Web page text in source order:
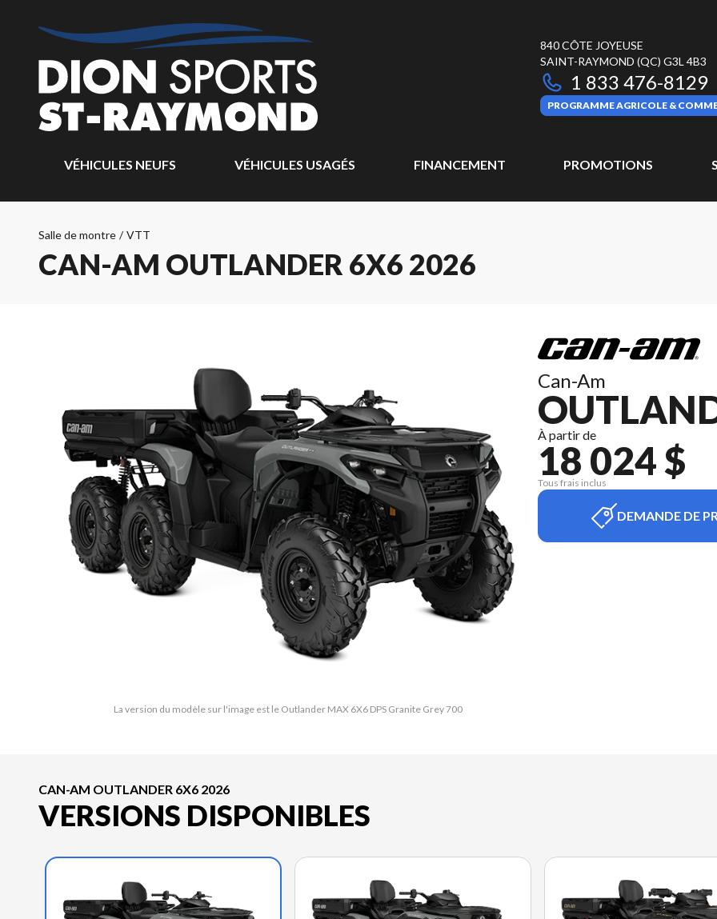
840 CÔTE JOYEUSE
SAINT-RAYMOND (QC) G3L 4B3
1 833 476-8129
PROGRAMME AGRICOLE &
VÉHICULES NEUFS VÉHICULES USAGÉS FINANCEMENT PROMOTIONS
Salle de montre / VTT
CAN-AM OUTLANDER 6X6 2026
La version du modèle sur l'image est le Outlander MAX 6X6 DPS Granite Grey 700
Can-Am
À partir de
18 024 $
Tous frais inclus
DEMANDE DE
CAN-AM OUTLANDER 6X6 2026
VERSIONS DISPONIBLES